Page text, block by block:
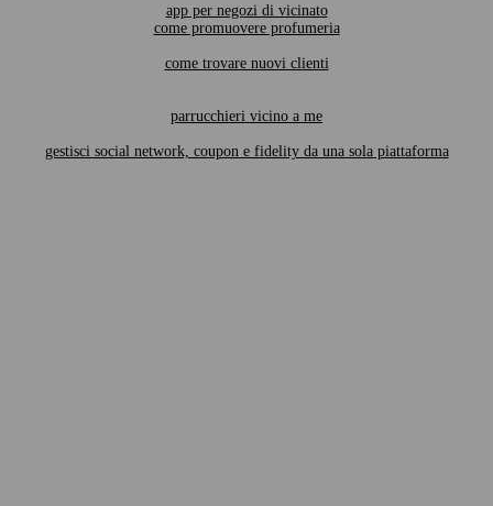
app per negozi di vicinato
come promuovere profumeria
come trovare nuovi clienti
parrucchieri vicino a me
gestisci social network, coupon e fidelity da una sola piattaforma